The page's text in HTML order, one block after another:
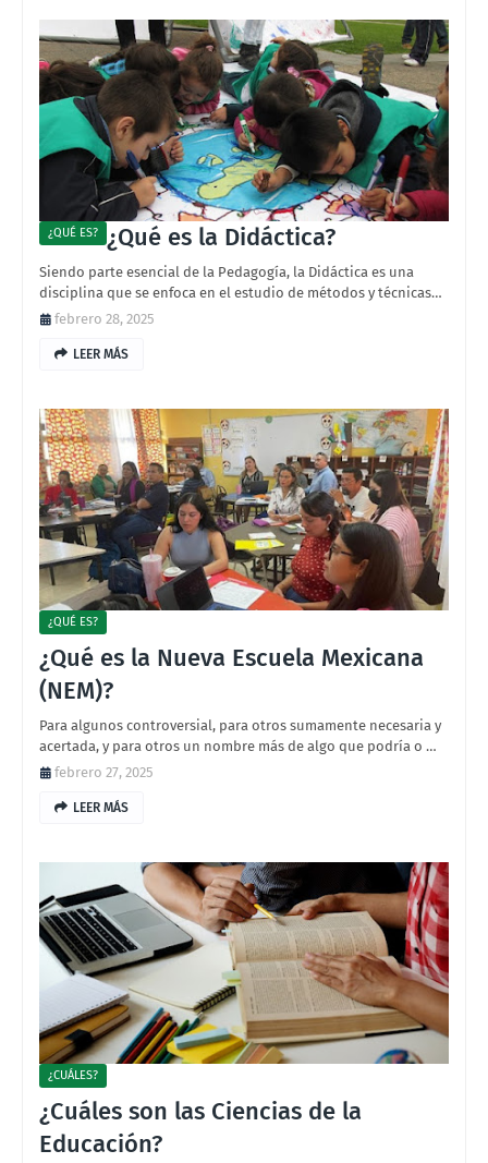
¿QUÉ ES? ¿Qué es la Didáctica?
Siendo parte esencial de la Pedagogía, la Didáctica es una
disciplina que se enfoca en el estudio de métodos y técnicas…
febrero 28, 2025
LEER MÁS
¿QUÉ ES?
¿Qué es la Nueva Escuela Mexicana
(NEM)?
Para algunos controversial, para otros sumamente necesaria y
acertada, y para otros un nombre más de algo que podría o …
febrero 27, 2025
LEER MÁS
¿CUÁLES?
¿Cuáles son las Ciencias de la
Educación?